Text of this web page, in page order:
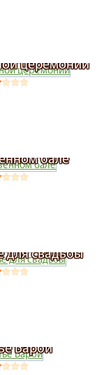
церемонии
бале
для свадьбы
Барби